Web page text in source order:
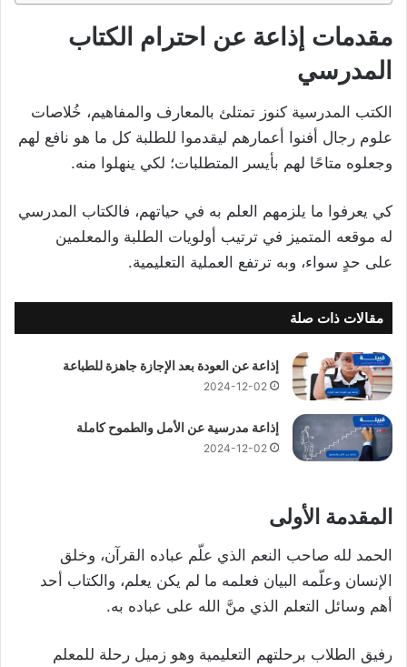
مقدمات إذاعة عن احترام الكتاب
المدرسي
الكتب المدرسية كنوز تمتلئ بالمعارف والمفاهيم، خُلاصات
علوم رجال أفنوا أعمارهم ليقدموا للطلبة كل ما هو نافع لهم
وجعلوه متاحًا لهم بأيسر المتطلبات؛ لكي ينهلوا منه.
كي يعرفوا ما يلزمهم العلم به في حياتهم، فالكتاب المدرسي
له موقعه المتميز في ترتيب أولويات الطلبة والمعلمين
على حدٍ سواء، وبه ترتفع العملية التعليمية.
مقالات ذات صلة
إذاعة عن العودة بعد الإجازة جاهزة للطباعة
2024-12-02
إذاعة مدرسية عن الأمل والطموح كاملة
2024-12-02
المقدمة الأولى
الحمد لله صاحب النعم الذي علّم عباده القرآن، وخلق
الإنسان وعلّمه البيان فعلمه ما لم يكن يعلم، والكتاب أحد
أهم وسائل التعلم الذي منَّ الله على عباده به.
رفيق الطلاب برحلتهم التعليمية وهو زميل رحلة للمعلم